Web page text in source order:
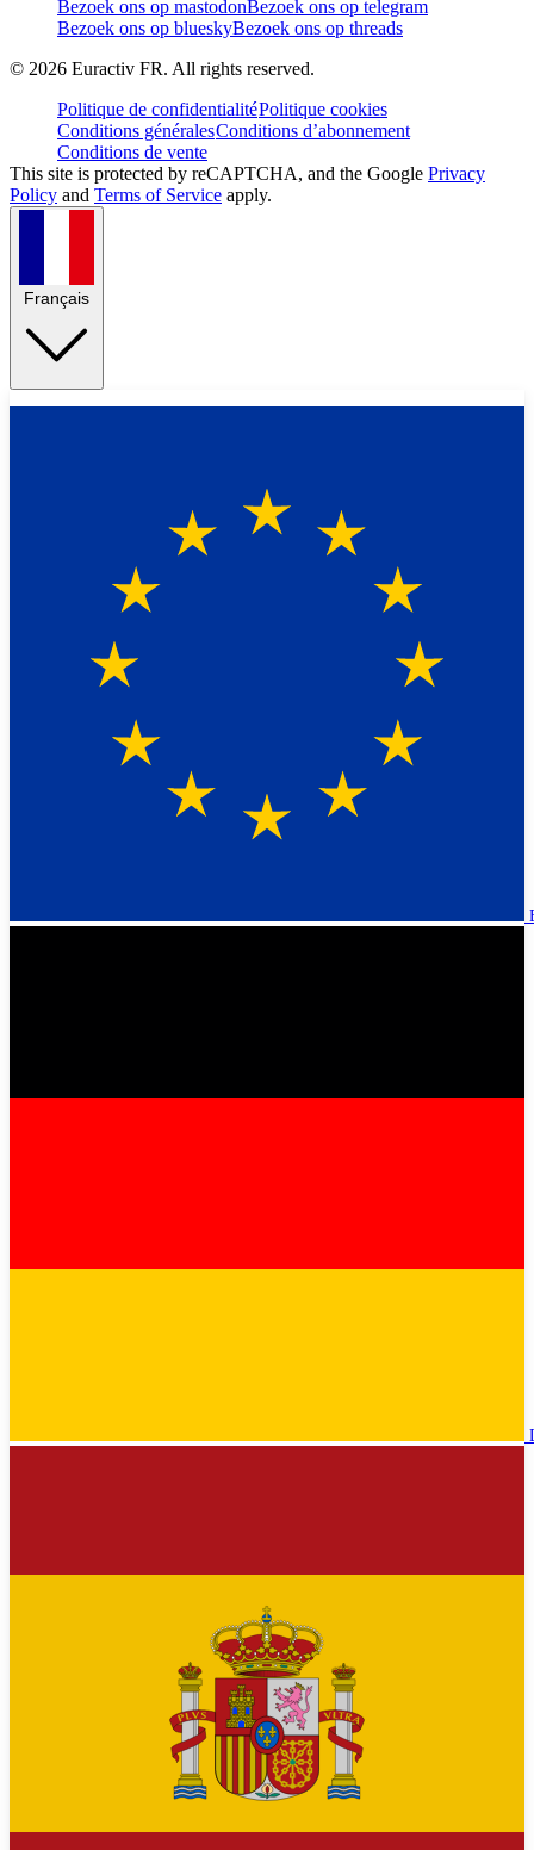
Bezoek ons op mastodonBezoek ons op telegram
Bezoek ons op blueskyBezoek ons op threads
© 2026 Euractiv FR. All rights reserved.
Politique de confidentialitéPolitique cookies
Conditions généralesConditions d’abonnement
Conditions de vente
This site is protected by reCAPTCHA, and the Google Privacy
Policy and Terms of Service apply.
Français